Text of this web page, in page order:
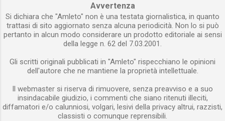
Avvertenza
Si dichiara che "Amleto" non è una testata giornalistica, in quanto
trattasi di sito aggiornato senza alcuna periodicità. Non lo si può
pertanto in alcun modo considerare un prodotto editoriale ai sensi
della legge n. 62 del 7.03.2001.
Gli scritti originali pubblicati in "Amleto" rispecchiano le opinioni
dell'autore che ne mantiene la proprietà intellettuale.
Il webmaster si riserva di rimuovere, senza preavviso e a suo
insindacabile giudizio, i commenti che siano ritenuti illeciti,
diffamatori e/o calunniosi, volgari, lesivi della privacy altrui, razzisti,
classisti o comunque reprensibili.